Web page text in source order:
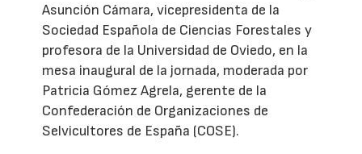
Asunción Cámara, vicepresidenta de la
Sociedad Española de Ciencias Forestales y
profesora de la Universidad de Oviedo, en la
mesa inaugural de la jornada, moderada por
Patricia Gómez Agrela, gerente de la
Confederación de Organizaciones de
Selvicultores de España (COSE).